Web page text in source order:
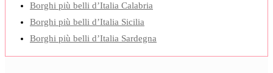
Borghi più belli d’Italia Calabria
Borghi più belli d’Italia Sicilia
Borghi più belli d’Italia Sardegna